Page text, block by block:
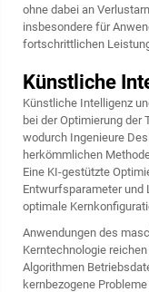
ohne dabei an
insbesondere für
fortschrittlichen
Künstliche
Künstliche Intelligenz
bei der Optimierung
wodurch Ingenieure
herkömmlichen
Eine KI-gestützte
Entwurfsparameter
optimale
Anwendungen des
Kerntechnologie
Algorithmen
kernbezogene